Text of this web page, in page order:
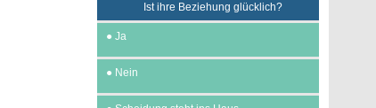
Ist ihre Beziehung glücklich?
● Ja
● Nein